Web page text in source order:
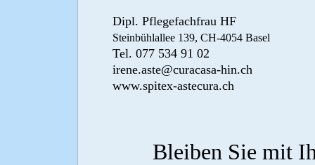
Dipl. Pflegefachfrau HF
Steinbühlallee 139, CH-4054 Basel
Tel. 077 534 91 02
irene.aste@curacasa-hin.ch
www.spitex-astecura.ch
Bleiben Sie mit